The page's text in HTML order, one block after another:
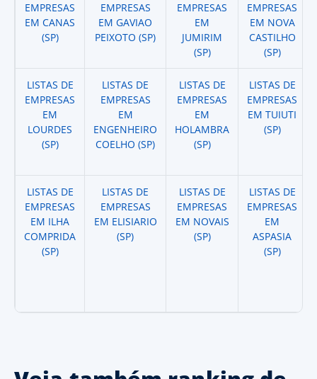
EMPRESAS
EM CANAS
(SP)
EMPRESAS
EM GAVIAO
PEIXOTO (SP)
EMPRESAS
EM
JUMIRIM
(SP)
EMPRESAS
EM NOVA
CASTILHO
(SP)
LISTAS DE
EMPRESAS
EM
LOURDES
(SP)
LISTAS DE
EMPRESAS
EM
ENGENHEIRO
COELHO (SP)
LISTAS DE
EMPRESAS
EM
HOLAMBRA
(SP)
LISTAS DE
EMPRESAS
EM TUIUTI
(SP)
LISTAS DE
EMPRESAS
EM ILHA
COMPRIDA
(SP)
LISTAS DE
EMPRESAS
EM ELISIARIO
(SP)
LISTAS DE
EMPRESAS
EM NOVAIS
(SP)
LISTAS DE
EMPRESAS
EM
ASPASIA
(SP)